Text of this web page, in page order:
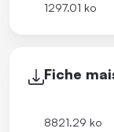
1297.01 ko
Fiche
8821.29 ko